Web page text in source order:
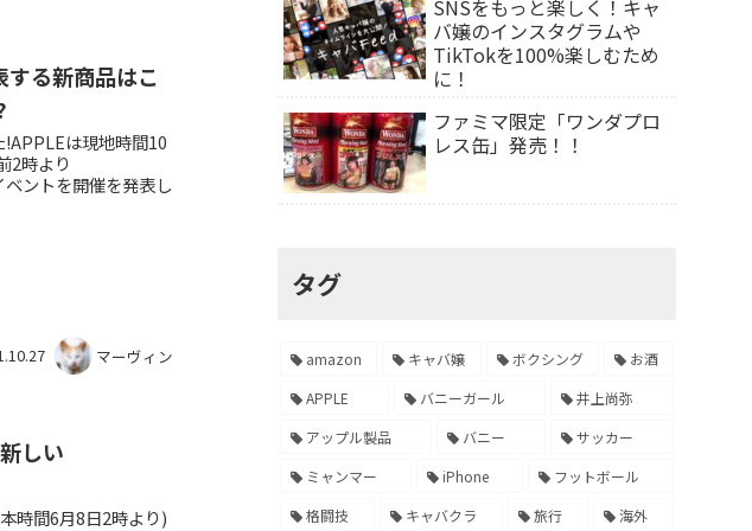
る新商品はこ
は現地時間10
2時より
ントを開催を発表し
マーヴィン
しい
時間6月8日2時より)
SNSをもっと楽しく！キャ
バ嬢のインスタグラムや
TikTokを100%楽しむため
に！
ファミマ限定「ワンダプロ
レス缶」発売！！
タグ
amazon キャバ嬢 ボクシング
お酒
APPLE
バニーガール
井上尚弥
アップル製品
バニー
サッカー
ミャンマー
iPhone
フットボール
格闘技
キャバクラ 旅行 海外